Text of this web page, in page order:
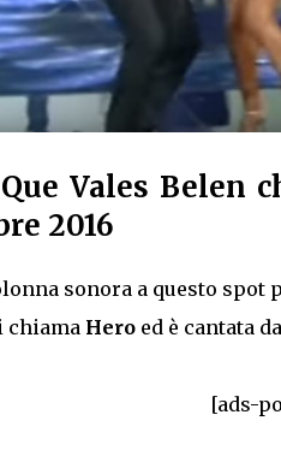
Vales
2016
sonora a questo
Heroed è cantata da
[ads-